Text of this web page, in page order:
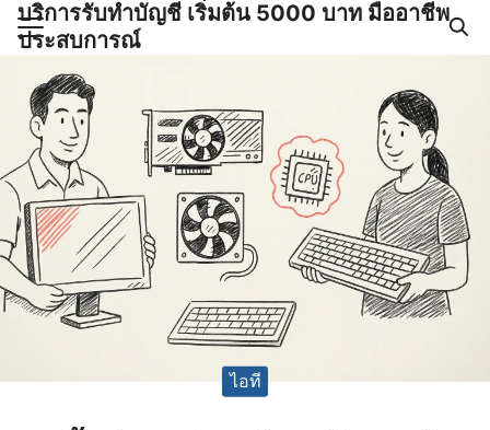
Skipบริการรับทำบัญชี เริ่มต้น 5000 บาท มืออาชีพ
ประสบการณ์
ญชีและภาษีครบวงจร |
for:
ไอที